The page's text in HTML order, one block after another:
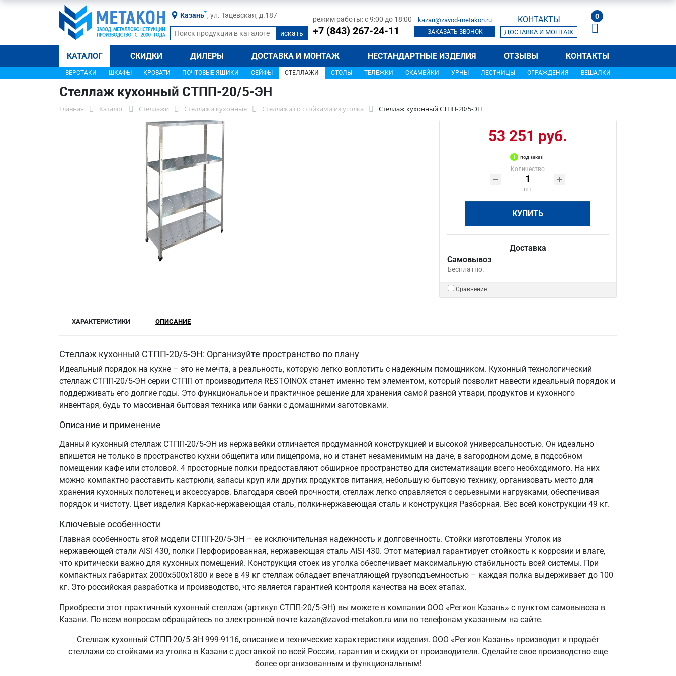
Казань , ул. Тэцевская, д.187 режим работы: с 9:00 до 18:00
+7 (843) 267-24-11
kazan@zavod-metakon.ru
ЗАКАЗАТЬ ЗВОНОК
КОНТАКТЫ
ДОСТАВКА И МОНТАЖ
0
КАТАЛОГ СКИДКИ ДИЛЕРЫ ДОСТАВКА И МОНТАЖ НЕСТАНДАРТНЫЕ ИЗДЕЛИЯ ОТЗЫВЫ КОНТАКТЫ
ВЕРСТАКИ ШКАФЫ КРОВАТИ ПОЧТОВЫЕ ЯЩИКИ СЕЙФЫ СТЕЛЛАЖИ СТОЛЫ ТЕЛЕЖКИ СКАМЕЙКИ УРНЫ ЛЕСТНИЦЫ ОГРАЖДЕНИЯ ВЕШАЛКИ
Стеллаж кухонный СТПП-20/5-ЭН
Главная Каталог Стеллажи Стеллажи кухонные Стеллажи со стойками из уголка Стеллаж кухонный СТПП-20/5-ЭН
53 251 руб.
под заказ
Количество
шт
КУПИТЬ
Доставка
Самовывоз
Бесплатно.
Сравнение
ХАРАКТЕРИСТИКИ ОПИСАНИЕ
Стеллаж кухонный СТПП-20/5-ЭН: Организуйте пространство по плану
Идеальный порядок на кухне – это не мечта, а реальность, которую легко воплотить с надежным помощником. Кухонный технологический
стеллаж СТПП-20/5-ЭН серии СТПП от производителя RESTOINOX станет именно тем элементом, который позволит навести идеальный порядок и
поддерживать его долгие годы. Это функциональное и практичное решение для хранения самой разной утвари, продуктов и кухонного
инвентаря, будь то массивная бытовая техника или банки с домашними заготовками.
Описание и применение
Данный кухонный стеллаж СТПП-20/5-ЭН из нержавейки отличается продуманной конструкцией и высокой универсальностью. Он идеально
впишется не только в пространство кухни общепита или пищепрома, но и станет незаменимым на даче, в загородном доме, в подсобном
помещении кафе или столовой. 4 просторные полки предоставляют обширное пространство для систематизации всего необходимого. На них
можно компактно расставить кастрюли, запасы круп или других продуктов питания, небольшую бытовую технику, организовать место для
хранения кухонных полотенец и аксессуаров. Благодаря своей прочности, стеллаж легко справляется с серьезными нагрузками, обеспечивая
порядок и чистоту. Цвет изделия Каркас-нержавеющая сталь, полки-нержавеющая сталь и конструкция Разборная. Вес всей конструкции 49 кг.
Ключевые особенности
Главная особенность этой модели СТПП-20/5-ЭН – ее исключительная надежность и долговечность. Стойки изготовлены Уголок из
нержавеющей стали AISI 430, полки Перфорированная, нержавеющая сталь AISI 430. Этот материал гарантирует стойкость к коррозии и влаге,
что критически важно для кухонных помещений. Конструкция стоек из уголка обеспечивает максимальную стабильность всей системы. При
компактных габаритах 2000х500х1800 и весе в 49 кг стеллаж обладает впечатляющей грузоподъемностью – каждая полка выдерживает до 100
кг. Это российская разработка и производство, что является гарантией контроля качества на всех этапах.
Приобрести этот практичный кухонный стеллаж (артикул СТПП-20/5-ЭН) вы можете в компании ООО «Регион Казань» с пунктом самовывоза в
Казани. По всем вопросам обращайтесь по электронной почте kazan@zavod-metakon.ru или по телефонам указанным на сайте.
Стеллаж кухонный СТПП-20/5-ЭН 999-9116, описание и технические характеристики изделия. ООО «Регион Казань» производит и продаёт
стеллажи со стойками из уголка в Казани с доставкой по всей России, гарантия и скидки от производителя. Сделайте свое производство еще
более организованным и функциональным!